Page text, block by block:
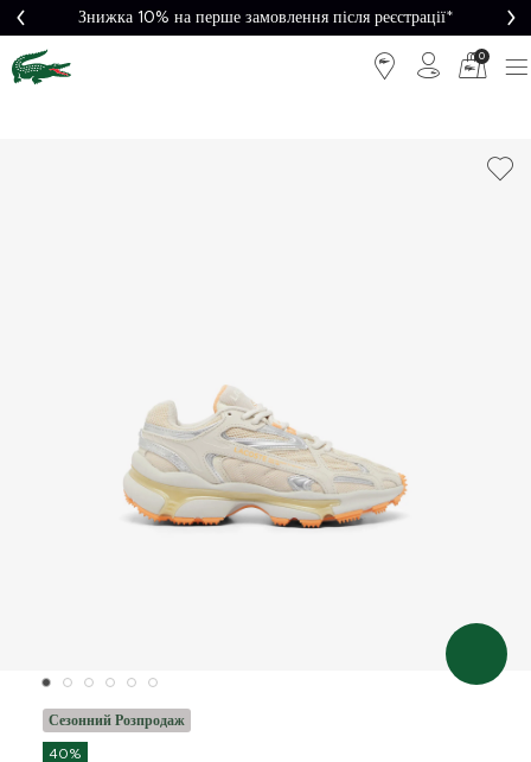
Знижка 10% на перше замовлення після реєстрації*
0
Сезонний Розпродаж
40%